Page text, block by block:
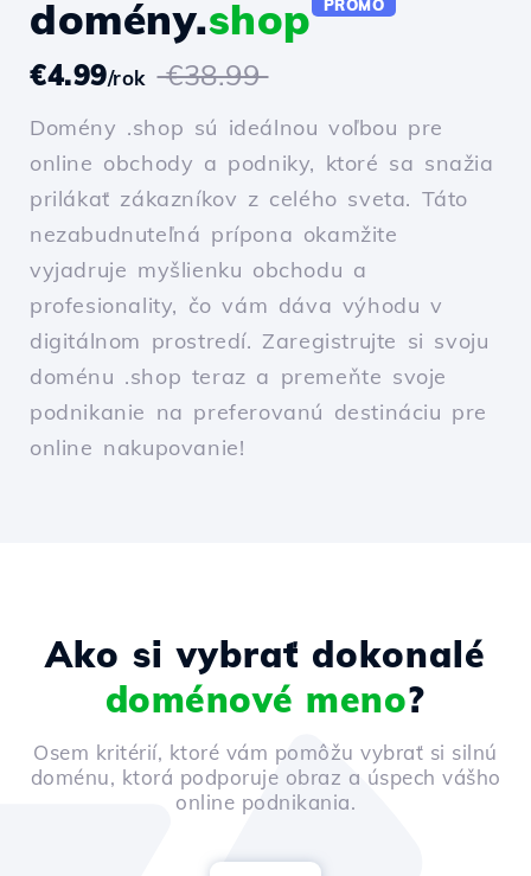
domény.shop PROMO
€4.99/rok €38.99
Domény .shop sú ideálnou voľbou pre
online obchody a podniky, ktoré sa snažia
prilákať zákazníkov z celého sveta. Táto
nezabudnuteľná prípona okamžite
vyjadruje myšlienku obchodu a
profesionality, čo vám dáva výhodu v
digitálnom prostredí. Zaregistrujte si svoju
doménu .shop teraz a premeňte svoje
podnikanie na preferovanú destináciu pre
online nakupovanie!
Ako si vybrať dokonalé
doménové meno?
Osem kritérií, ktoré vám pomôžu vybrať si silnú
doménu, ktorá podporuje obraz a úspech vášho
online podnikania.